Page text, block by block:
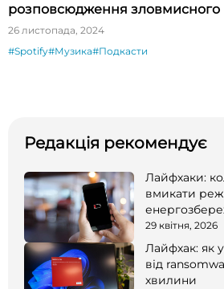
розповсюдження зловмисного
26 листопада, 2024
#Spotify#Музика#Подкасти
Редакція рекомендує
Лайфхаки:
вмикати
смартфоні
29 квітня, 2026
Лайфхак: як
від
хвилини